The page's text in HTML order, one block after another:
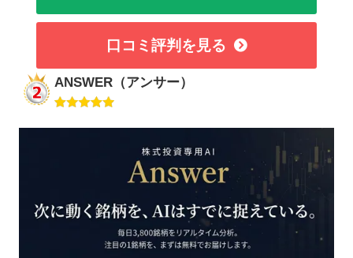
口コミ評判を見る
ANSWER（アンサー）